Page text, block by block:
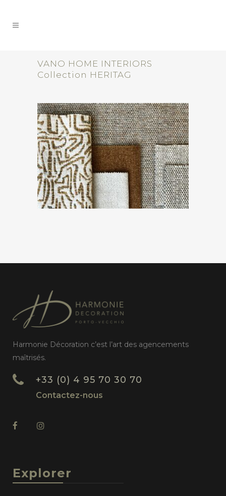
VANO HOME INTERIORS
Collection HERITAG
Harmonie Décoration c’est l’art des agencements
maîtrisés.
+33 (0) 4 95 70 30 70
Contactez-nous
Explorer